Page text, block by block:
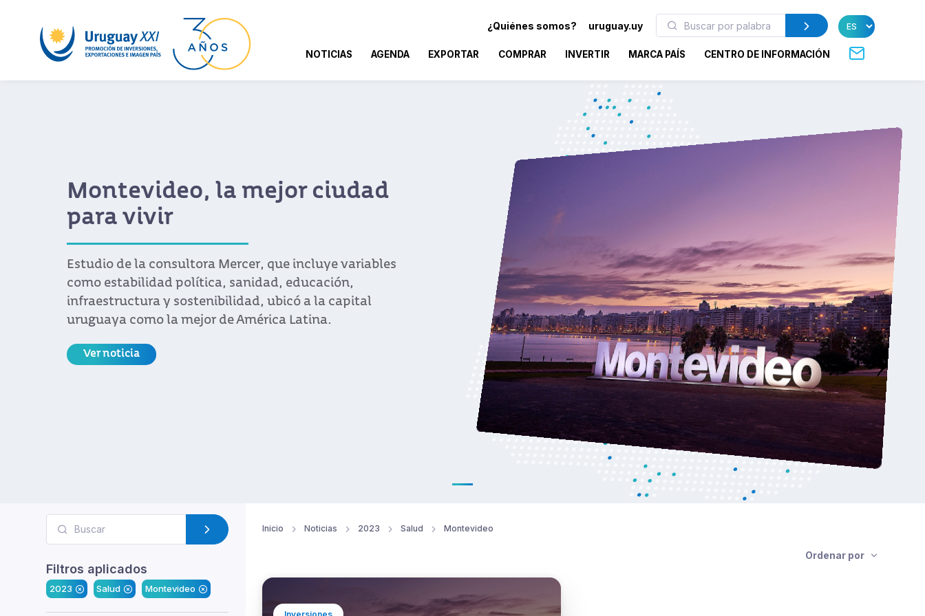
¿Quiénes somos? uruguay.uy
NOTICIAS AGENDA EXPORTAR COMPRAR INVERTIR MARCA PAÍS CENTRO DE INFORMACIÓN
Montevideo, la mejor ciudad
para vivir
Estudio de la consultora Mercer, que incluye variables
como estabilidad política, sanidad, educación,
infraestructura y sostenibilidad, ubicó a la capital
uruguaya como la mejor de América Latina.
Ver noticia
Filtros aplicados
2023 Salud Montevideo
Inicio Noticias 2023 Salud Montevideo
Ordenar por